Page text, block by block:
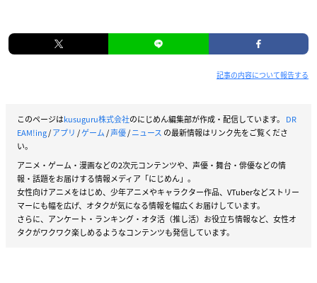
記事の内容について報告する
このページはkusuguru株式会社のにじめん編集部が作成・配信しています。 DR
EAM!ing/アプリ /ゲーム/声優/ニュース の最新情報はリンク先をご覧くださ
い。
アニメ・ゲーム・漫画などの2次元コンテンツや、声優・舞台・俳優などの情
報・話題をお届けする情報メディア「にじめん」。
女性向けアニメをはじめ、少年アニメやキャラクター作品、VTuberなどストリー
マーにも幅を広げ、オタクが気になる情報を幅広くお届けしています。
さらに、アンケート・ランキング・オタ活（推し活）お役立ち情報など、女性オ
タクがワクワク楽しめるようなコンテンツも発信しています。